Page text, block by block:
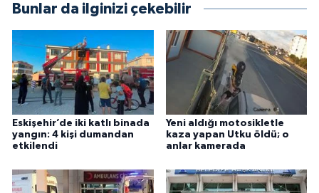
Bunlar da ilginizi çekebilir
Eskişehir’de iki katlı binada
yangın: 4 kişi dumandan
etkilendi
Yeni aldığı motosikletle
kaza yapan Utku öldü; o
anlar kamerada